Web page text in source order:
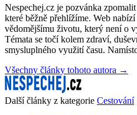
Nespechej.cz je pozvánka
které běžně přehlížíme. Web
vědomějšímu životu, který není o
Témata se točí kolem zdraví,
smysluplného využití času.
Všechny články tohoto autora →
Další články z kategorie Cestování